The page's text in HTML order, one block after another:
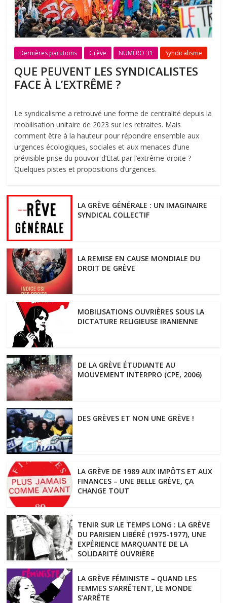
Dernières parutions Grève NUMÉRO 31 Syndicalisme
QUE PEUVENT LES SYNDICALISTES
FACE À L’EXTRÊME ?
Le syndicalisme a retrouvé une forme de centralité depuis la
mobilisation unitaire de 2023 sur les retraites. Mais
comment être à la hauteur pour répondre ensemble aux
urgences écologiques, sociales et aux menaces d’une
prévisible prise du pouvoir d’Etat par l’extrême-droite ?
Quelques pistes et propositions d’urgences.
LA GRÈVE GÉNÉRALE : UN IMAGINAIRE
SYNDICAL COLLECTIF
LA REMISE EN CAUSE MONDIALE DU
DROIT DE GRÈVE
MOBILISATIONS OUVRIÈRES SOUS LA
DICTATURE RELIGIEUSE IRANIENNE
DE LA GRÈVE ÉTUDIANTE AU
MOUVEMENT INTERPRO (CPE, 2006)
DES GRÈVES ET NON UNE GRÈVE !
LA GRÈVE DE 1989 AUX IMPÔTS ET AUX
FINANCES – UNE BELLE GRÈVE, ÇA
CHANGE TOUT
TENIR SUR LE TEMPS LONG : LA GRÈVE
DU PARISIEN LIBÉRÉ (1975-1977), UNE
EXPÉRIENCE MARQUANTE DE LA
SOLIDARITÉ OUVRIÈRE
LA GRÈVE FÉMINISTE – QUAND LES
FEMMES S’ARRÊTENT, LE MONDE
S’ARRÊTE